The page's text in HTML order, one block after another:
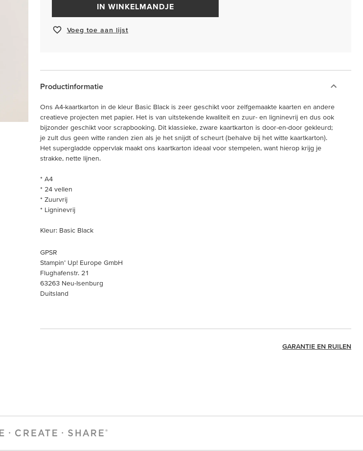
IN WINKELMANDJE
Voeg toe aan lijst
Productinformatie
Ons A4-kaartkarton in de kleur Basic Black is zeer geschikt voor zelfgemaakte kaarten en andere
creatieve projecten met papier. Het is van uitstekende kwaliteit en zuur- en ligninevrij en dus ook
bijzonder geschikt voor scrapbooking. Dit klassieke, zware kaartkarton is door-en-door gekleurd;
je zult dus geen witte randen zien als je het snijdt of scheurt (behalve bij het witte kaartkarton).
Het supergladde oppervlak maakt ons kaartkarton ideaal voor stempelen, want hierop krijg je
strakke, nette lijnen.
* A4
* 24 vellen
* Zuurvrij
* Ligninevrij
Kleur: Basic Black
GPSR
Stampin’ Up! Europe GmbH
Flughafenstr. 21
63263 Neu-Isenburg
Duitsland
GARANTIE EN RUILEN